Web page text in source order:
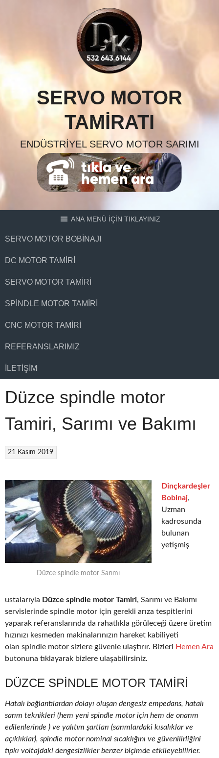
SERVO MOTOR
TAMIRATI
ENDÜSTRIYEL SERVO MOTOR SARIMI
ANA MENÜ İÇİN TIKLAYINIZ
SERVO MOTOR BOBINAJI
DC MOTOR TAMIRI
SERVO MOTOR TAMIRI
SPINDLE MOTOR TAMIRI
CNC MOTOR TAMIRI
REFERANSLARIMIZ
İLETIŞIM
Düzce spindle motor
Tamiri, Sarımı ve Bakımı
21 Kasım 2019
Düzce spindle motor Sarımı
Dinçkardeşler
Bobinaj,
Uzman
kadrosunda
bulunan
yetişmiş
ustalarıyla Düzce spindle motor Tamiri, Sarımı ve Bakımı
servislerinde spindle motor için gerekli arıza tespitlerini
yaparak referanslarında da rahatlıkla görüleceği üzere üretim
hızınızı kesmeden makinalarınızın hareket kabiliyeti
olan spindle motor sizlere güvenle ulaştırır. Bizleri Hemen Ara
butonuna tıklayarak bizlere ulaşabilirsiniz.
DÜZCE SPINDLE MOTOR TAMIRI
Hatalı bağlantılardan dolayı oluşan dengesiz empedans, hatalı
sarım teknikleri (hem yeni spindle motor için hem de onarım
edilenlerinde ) ve yalıtım şartları (sarımlardaki kısalıklar ve
açıklıklar), spindle motor nominal sıcaklığını ve güvenilirliğini
tıpkı voltajdaki dengesizlikler benzer biçimde etkileyebilirler.